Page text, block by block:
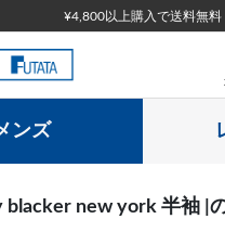
¥4,800以上購入で送料無料
ンズ
blacker new york 半袖 |